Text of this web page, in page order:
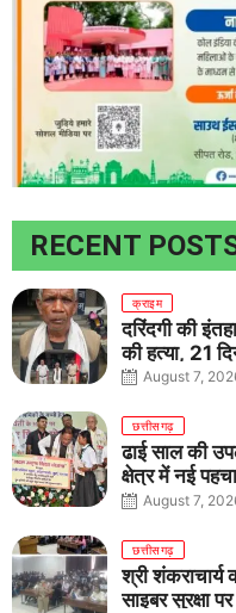
RECENT
क्राइम
दरिंदगी की
की हत्या, 21
August 7,
छत्तीसगढ़
ढाई साल की
क्षेत्र में नई
August 7,
छत्तीसगढ़
श्री शंकराचार्य
साइबर सुरक्षा